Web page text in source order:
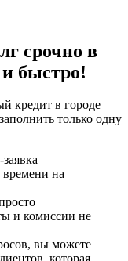
срочно в
и быстро!
кредит в городе
только одну
времени на
и комиссии не
вы можете
которая